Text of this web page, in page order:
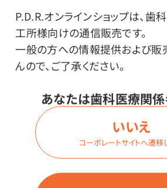
P.D.R.オンラインショップは、歯
工所様向けの通信販売です。
一般の方への情報提供および販
んので、ご了承ください。
あなたは歯科医療関係
いいえ
コーポレートサイトへ遷移
ます。十分な強度もあります。
伸縮性に優れ、フィット感が良好です。
ラテックスアレルギーのリスクはあ
先して選ばれる方も多いグローブです